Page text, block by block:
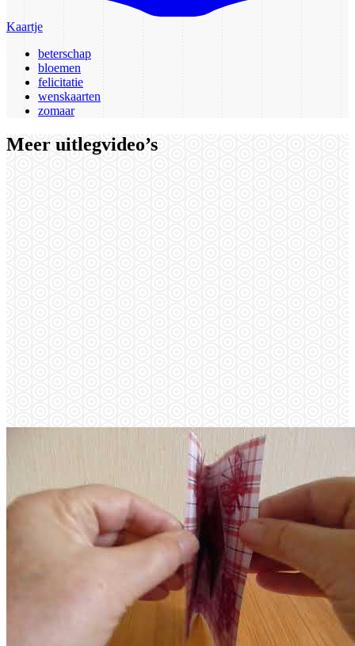
Kaartje
beterschap
bloemen
felicitatie
wenskaarten
zomaar
Meer uitlegvideo’s